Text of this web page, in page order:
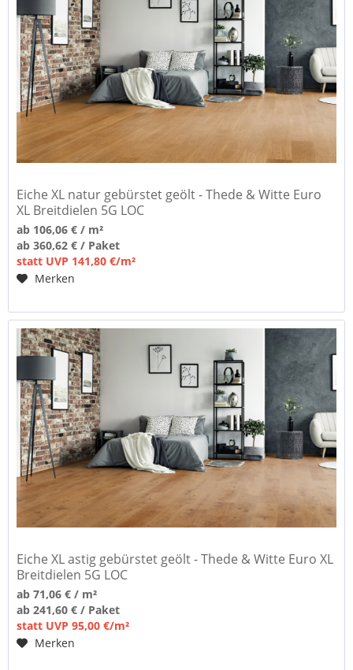
Eiche XL natur gebürstet geölt - Thede & Witte Euro
XL Breitdielen 5G LOC
ab 106,06 € / m²
ab 360,62 € / Paket
statt UVP 141,80 €/m²
Merken
Eiche XL astig gebürstet geölt - Thede & Witte Euro XL
Breitdielen 5G LOC
ab 71,06 € / m²
ab 241,60 € / Paket
statt UVP 95,00 €/m²
Merken